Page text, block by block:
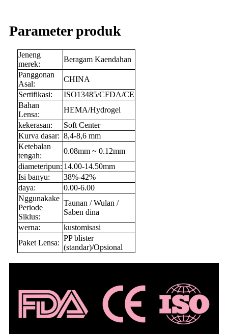
Parameter produk
Jeneng
merek:
Beragam Kaendahan
Panggonan
Asal:
CHINA
Sertifikasi:
ISO13485/CFDA/CE
Bahan
Lensa:
HEMA/Hydrogel
kekerasan:
Soft Center
Kurva dasar: 8,4-8,6 mm
Ketebalan
tengah:
0.08mm ~ 0.12mm
diameteripun: 14.00-14.50mm
Isi banyu:
38%-42%
daya:
0.00-6.00
Nggunakake
Periode
Siklus:
Taunan / Wulan /
Saben dina
werna:
kustomisasi
Paket Lensa:
PP blister
(standar)/Opsional